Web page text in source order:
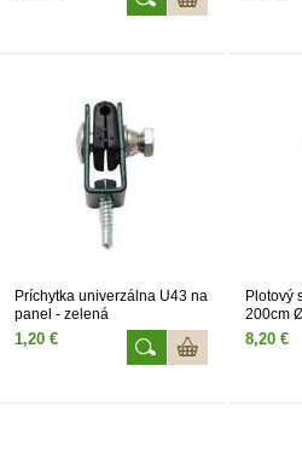
Príchytka univerzálna U43 na
panel - zelená
1,20 €
Plotový
200cm
8,20 €